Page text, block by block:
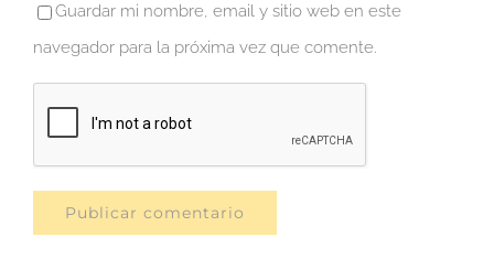
Guardar mi nombre, email y sitio web en este
navegador para la próxima vez que comente.